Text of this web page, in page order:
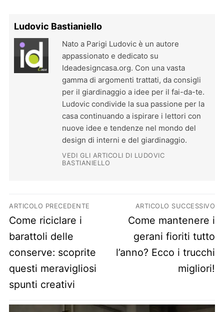
Ludovic Bastianiello
Nato a Parigi Ludovic è un autore
appassionato e dedicato su
Ideadesigncasa.org. Con una vasta
gamma di argomenti trattati, da consigli
per il giardinaggio a idee per il fai-da-te.
Ludovic condivide la sua passione per la
casa continuando a ispirare i lettori con
nuove idee e tendenze nel mondo del
design di interni e del giardinaggio.
VEDI GLI ARTICOLI DI LUDOVIC
BASTIANIELLO
Navigazione articoli
ARTICOLO PRECEDENTE
Previous post:
Come riciclare i
barattoli delle
conserve: scoprite
questi meravigliosi
spunti creativi
ARTICOLO SUCCESSIVO
Next post:
Come mantenere i
gerani fioriti tutto
l’anno? Ecco i trucchi
migliori!